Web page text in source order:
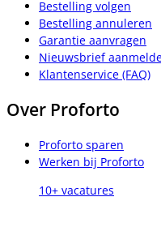
Bestelling volgen
Bestelling annuleren
Garantie aanvragen
Nieuwsbrief
Klantenservice (FAQ)
Over Proforto
Proforto sparen
Werken bij Proforto
10+ vacatures